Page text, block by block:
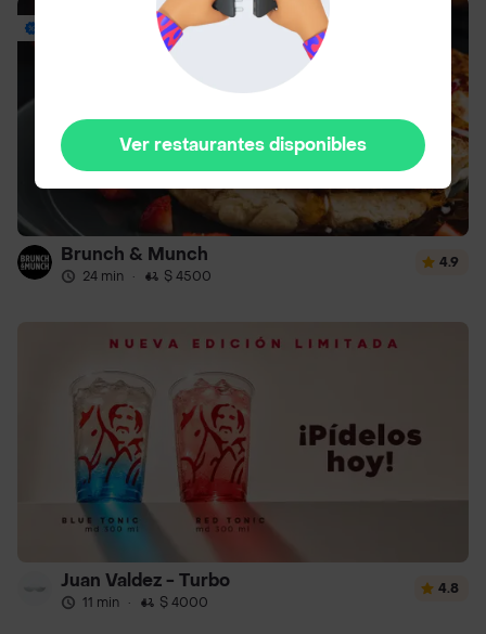
Brunch & Munch
24 min · $ 4500
4.9
Juan Valdez - Turbo
11 min · $ 4000
4.8
Ver restaurantes disponibles